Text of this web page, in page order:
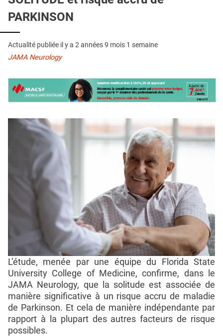
QUI SOMMES-NOUS ?
CONDITIONS GÉNÉRALES
CRÉDITS
PARKINSON
Actualité publiée il y a 2 années 9 mois 1 semaine
JAMA Neurology
L’étude, menée par une équipe du Florida State
University College of Medicine, confirme, dans le
JAMA Neurology, que la solitude est associée de
manière significative à un risque accru de maladie
de Parkinson. Et cela de manière indépendante par
rapport à la plupart des autres facteurs de risque
possibles.